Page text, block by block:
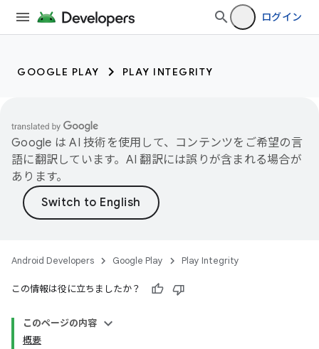
ログイン
GOOGLE PLAY PLAY INTEGRITY
Google は AI 技術を使用して、コンテンツをご希望の言
語に翻訳しています。AI 翻訳には誤りが含まれる場合が
あります。
Android Developers Google Play Play Integrity
この情報は役に立ちましたか？
このページの内容
概要